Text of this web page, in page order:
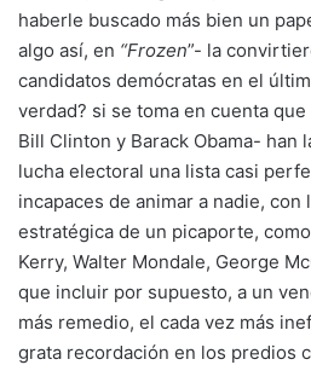
haberle buscado más bien un
algo así, en “Frozen”- la
candidatos demócratas en el
verdad? si se toma en cuenta
Bill Clinton y Barack Obama- han
lucha electoral una lista casi
incapaces de animar a nadie, con
estratégica de un picaporte,
Kerry, Walter Mondale, George
que incluir por supuesto, a un
más remedio, el cada vez más
grata recordación en los predios